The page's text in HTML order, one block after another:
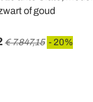
of goud
€ 7.847,15 - 20%